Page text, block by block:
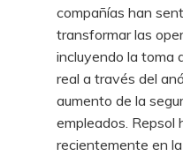
compañías han
transformar las
incluyendo la toma
real a través del
aumento de la
empleados. Repsol
recientemente en